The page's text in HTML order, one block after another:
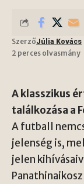
SzerzőJúlia Kovács
2 perces olvasmány
A klasszikus
találkozása a
A futball
jelenség is,
jelen